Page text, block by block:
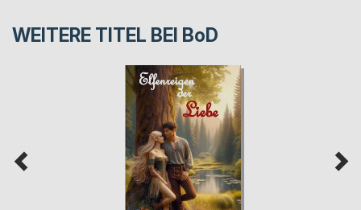
WEITERE TITEL BEI BoD